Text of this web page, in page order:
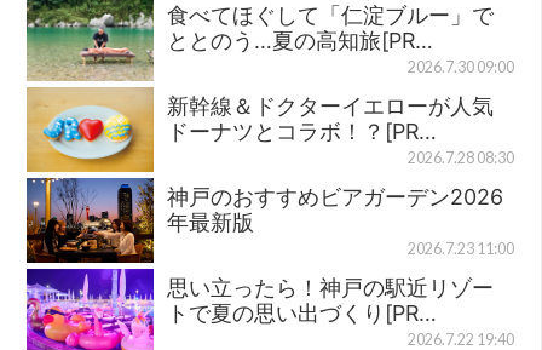
食べてほぐして「仁淀ブルー」で
ととのう…夏の高知旅[PR…
2026.7.30 09:00
新幹線＆ドクターイエローが人気
ドーナツとコラボ！？[PR…
2026.7.28 08:30
神戸のおすすめビアガーデン2026
年最新版
2026.7.23 11:00
思い立ったら！神戸の駅近リゾー
トで夏の思い出づくり[PR…
2026.7.22 19:40